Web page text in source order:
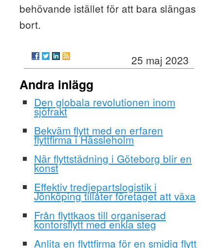
behövande istället för att bara slängas
bort.
25 maj 2023
Andra inlägg
Den globala revolutionen inom
sjöfrakt
Bekväm flytt med en erfaren
flyttfirma i Hässleholm
När flyttstädning i Göteborg blir en
konst
Effektiv tredjepartslogistik i
Jönköping tillåter företaget att växa
Från flyttkaos till organiserad
kontorsflytt med enkla steg
Anlita en flyttfirma för en smidig flytt